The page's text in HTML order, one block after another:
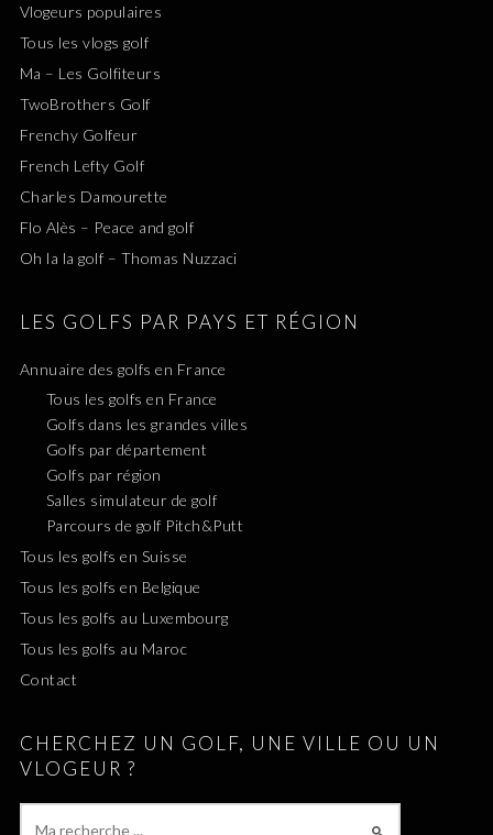
Vlogeurs populaires
Tous les vlogs golf
Ma – Les Golfiteurs
TwoBrothers Golf
Frenchy Golfeur
French Lefty Golf
Charles Damourette
Flo Alès – Peace and golf
Oh la la golf – Thomas Nuzzaci
LES GOLFS PAR PAYS ET RÉGION
Annuaire des golfs en France
Tous les golfs en France
Golfs dans les grandes villes
Golfs par département
Golfs par région
Salles simulateur de golf
Parcours de golf Pitch&Putt
Tous les golfs en Suisse
Tous les golfs en Belgique
Tous les golfs au Luxembourg
Tous les golfs au Maroc
Contact
CHERCHEZ UN GOLF, UNE VILLE OU UN
VLOGEUR ?